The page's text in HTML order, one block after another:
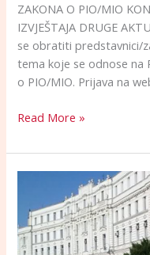
ZAKONA O PIO/MIO
IZVJEŠTAJA DRUGE
se obratiti predstavnici/
tema koje se odnose na
o PIO/MIO. Prijava na
Read More »
Odluke
o